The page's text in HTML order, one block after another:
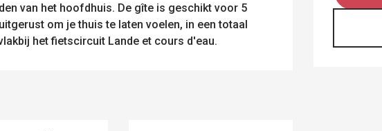
van het hoofdhuis. De gîte is geschikt voor 5
om je thuis te laten voelen, in een totaal
het fietscircuit Lande et cours d'eau.